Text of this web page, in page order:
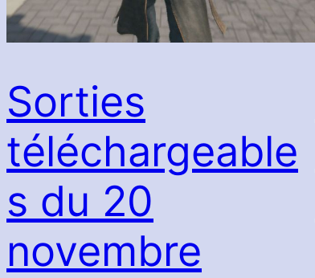
Sorties
téléchargeable
s du 20
novembre